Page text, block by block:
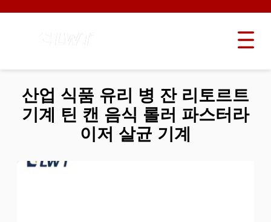
산업 식품 유리 병 잔 리토르트
기계 틴 캔 음식 롤러 파스터라
이저 살균 기계